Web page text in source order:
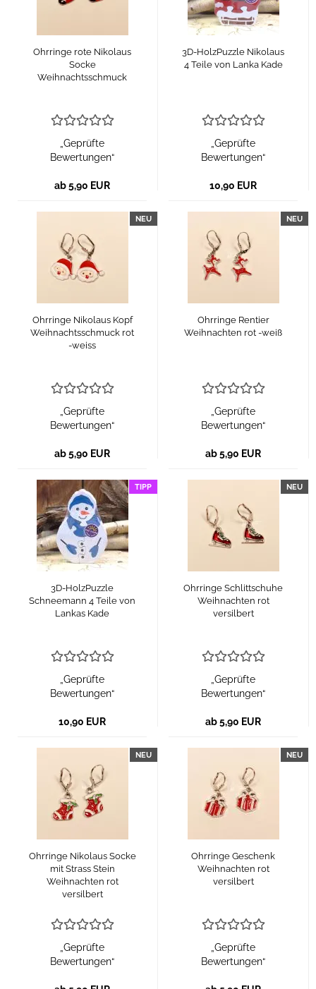
Ohrringe rote Nikolaus
Socke
Weihnachtsschmuck
„Geprüfte
Bewertungen“
ab 5,90 EUR
3D-HolzPuzzle Nikolaus
4 Teile von Lanka Kade
„Geprüfte
Bewertungen“
10,90 EUR
NEU
Ohrringe Nikolaus Kopf
Weihnachtsschmuck rot
-weiss
„Geprüfte
Bewertungen“
ab 5,90 EUR
NEU
Ohrringe Rentier
Weihnachten rot -weiß
„Geprüfte
Bewertungen“
ab 5,90 EUR
TIPP
3D-HolzPuzzle
Schneemann 4 Teile von
Lankas Kade
„Geprüfte
Bewertungen“
10,90 EUR
NEU
Ohrringe Schlittschuhe
Weihnachten rot
versilbert
„Geprüfte
Bewertungen“
ab 5,90 EUR
NEU
Ohrringe Nikolaus Socke
mit Strass Stein
Weihnachten rot
versilbert
„Geprüfte
Bewertungen“
NEU
Ohrringe Geschenk
Weihnachten rot
versilbert
„Geprüfte
Bewertungen“